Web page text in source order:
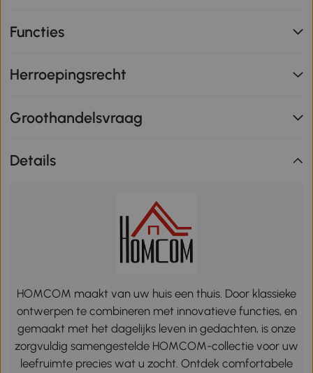
Functies
Herroepingsrecht
Groothandelsvraag
Details
HOMCOM maakt van uw huis een thuis. Door klassieke
ontwerpen te combineren met innovatieve functies, en
gemaakt met het dagelijks leven in gedachten, is onze
zorgvuldig samengestelde HOMCOM-collectie voor uw
leefruimte precies wat u zocht. Ontdek comfortabele